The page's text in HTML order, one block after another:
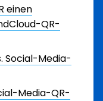
einen
QR-
Social-Media-
Media-QR-